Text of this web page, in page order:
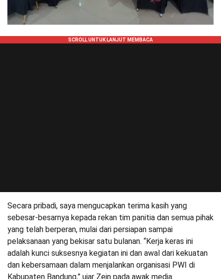
Secara pribadi, saya mengucapkan terima kasih yang
sebesar-besarnya kepada rekan tim panitia dan semua pihak
yang telah berperan, mulai dari persiapan sampai
pelaksanaan yang bekisar satu bulanan. “Kerja keras ini
adalah kunci suksesnya kegiatan ini dan awal dari kekuatan
dan kebersamaan dalam menjalankan organisasi PWI di
Kabupaten Bandung,” ujar Zein pada awak media.